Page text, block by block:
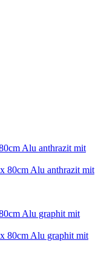
80cm Alu anthrazit mit
80cm Alu graphit mit